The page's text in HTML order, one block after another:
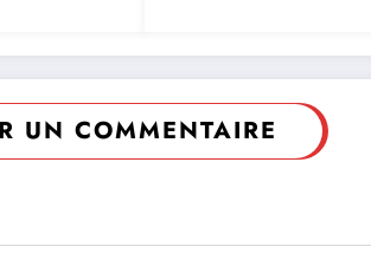
UN COMMENTAIRE